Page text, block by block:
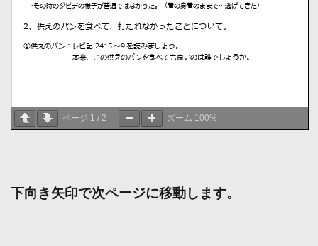
ページ 1 / 2 ズーム 100%
下向き矢印で次ページに移動します。